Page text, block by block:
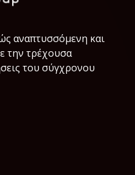
αναπτυσσόμενη και
την τρέχουσα
του σύγχρονου